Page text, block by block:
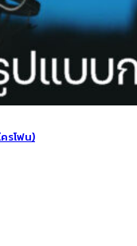
รโฟน)